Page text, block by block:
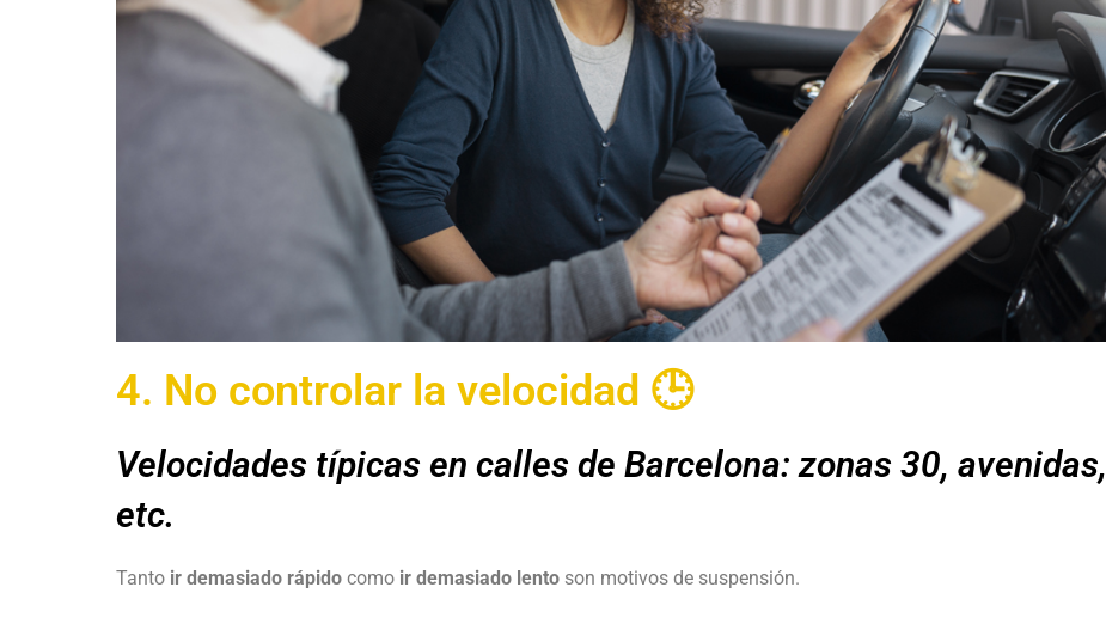
4. No controlar la velocidad 🕒
Velocidades típicas en calles de Barcelona: zonas 30, avenidas,
etc.
Tanto ir demasiado rápidocomo ir demasiado lentoson motivos de suspensión.